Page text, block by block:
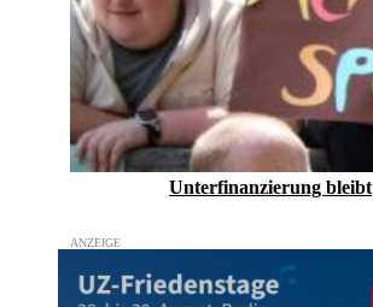
Unterfinanzierung bleibt